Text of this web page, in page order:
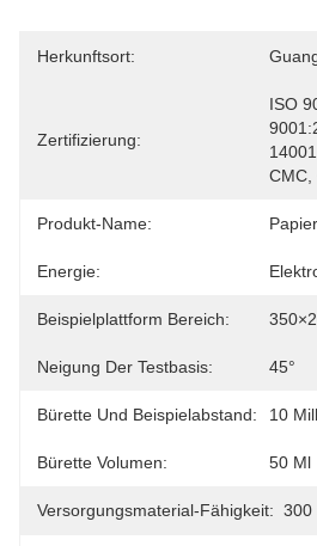
Herkunftsort:
Zertifizierung:
ISO
CMC,
Produkt-Name:
Energie:
Beispielplattform Bereich:
Neigung Der Testbasis: 45°
Bürette Und Beispielabstand: 10
Bürette Volumen: 50 Ml
Versorgungsmaterial-Fähigkeit: 300